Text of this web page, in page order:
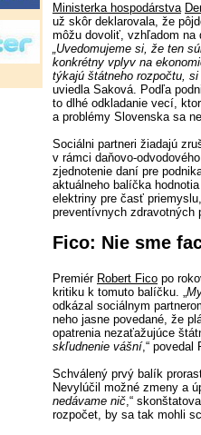
Ministerka hospodárstva
už skôr deklarovala, že
môžu dovoliť, vzhľadom na
„Uvedomujeme si, že ten
konkrétny vplyv na
týkajú štátneho rozpočtu, si
uviedla Saková. Podľa
to dlhé odkladanie vecí,
a problémy Slovenska sa
Sociálni partneri žiadajú
v rámci daňovo-
zjednotenie daní pre
aktuálneho balíčka
elektriny pre časť
preventívnych zdravotných
Fico: Nie sme
Premiér Robert Fico po
kritiku k tomuto balíčku. „
odkázal sociálnym
neho jasne povedané, že
opatrenia nezaťažujúce
skľudnenie vášní,“ povedal
Schválený prvý balík
Nevylúčil možné zmeny a
nedávame nič,“
rozpočet, by sa tak mohli